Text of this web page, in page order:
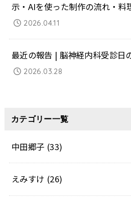
示・AIを使った制作の流れ・料
2026.04.11
最近の報告 | 脳神経内科受診日
2026.03.28
カテゴリー一覧
中田郷子 (33)
えみすけ (26)